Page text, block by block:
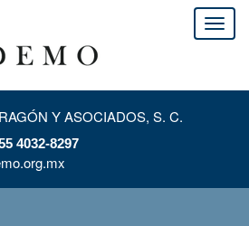
Y ASOCIADOS, S. C.
4032-8297